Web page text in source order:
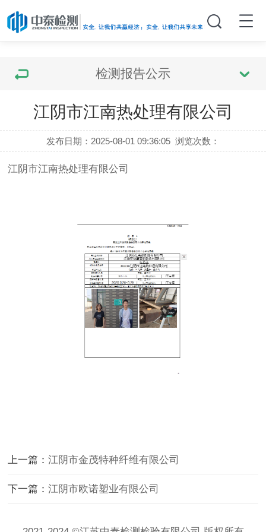
检测报告公示
江阴市江南热处理有限公司
发布日期：2025-08-01 09:36:05 浏览次数：
江阴市江南热处理有限公司
上一篇：江阴市金茂特种纤维有限公司
下一篇：江阴市欧诺塑业有限公司